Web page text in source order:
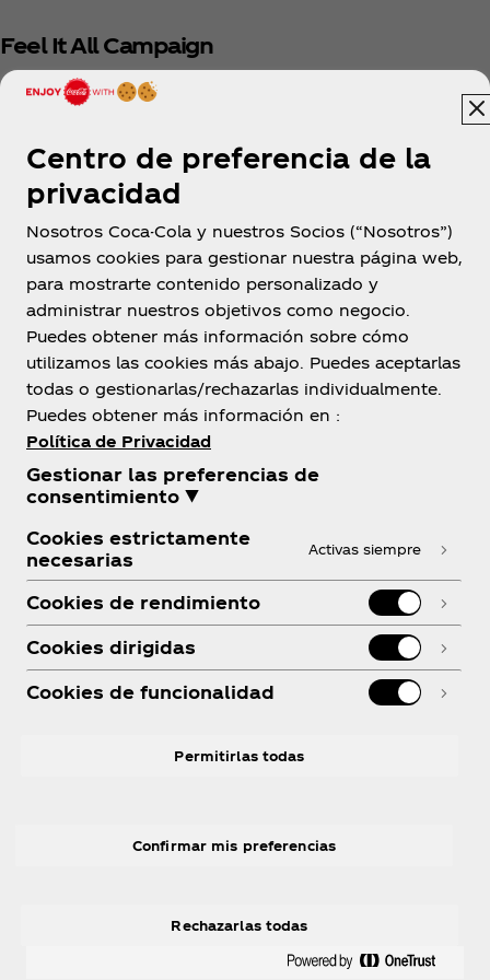
Feel It All Campaign
Centro de preferencia de la
privacidad
Nosotros Coca-Cola y nuestros Socios (“Nosotros”)
usamos cookies para gestionar nuestra página web,
para mostrarte contenido personalizado y
administrar nuestros objetivos como negocio.
Puedes obtener más información sobre cómo
utilizamos las cookies más abajo. Puedes aceptarlas
todas o gestionarlas/rechazarlas individualmente.
Puedes obtener más información en :
Política de Privacidad
Gestionar las preferencias de
consentimiento ▼
Cookies estrictamente
necesarias
Activas siempre
Cookies de rendimiento
Cookies dirigidas
Cookies de funcionalidad
Permitirlas todas
Rechazarlas todas
Confirmar mis preferencias